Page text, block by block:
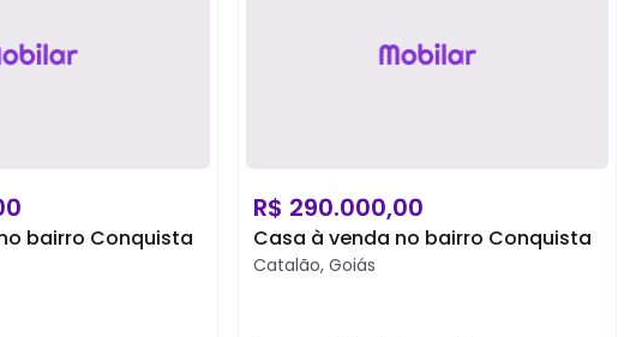
bairro Conquista
R$ 290.000,00
Casa à venda no bairro Conquista
Catalão, Goiás